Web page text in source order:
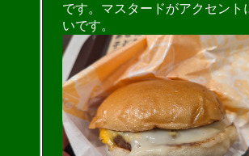
です。マスタードがアクセント
いです。